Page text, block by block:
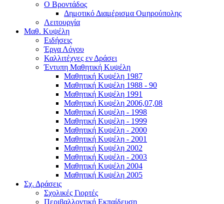
Ο Βροντάδος
Δημοτικό Διαμέρισμα Ομηρούπολης
Λειτουργία
Μαθ. Κυψέλη
Ειδήσεις
Έργα Λόγου
Καλλιτέχνες εν Δράσει
Έντυπη Μαθητική Κυψέλη
Μαθητική Κυψέλη 1987
Μαθητική Κυψέλη 1988 - 90
Μαθητική Κυψέλη 1991
Μαθητική Κυψέλη 2006,07,08
Μαθητική Κυψέλη - 1998
Μαθητική Κυψέλη - 1999
Μαθητική Κυψέλη - 2000
Μαθητική Κυψέλη - 2001
Μαθητική Κυψέλη 2002
Μαθητική Κυψέλη - 2003
Μαθητική Κυψέλη 2004
Μαθητική Κυψέλη 2005
Σχ. Δράσεις
Σχολικές Γιορτές
Περιβαλλοντική Εκπαίδευση